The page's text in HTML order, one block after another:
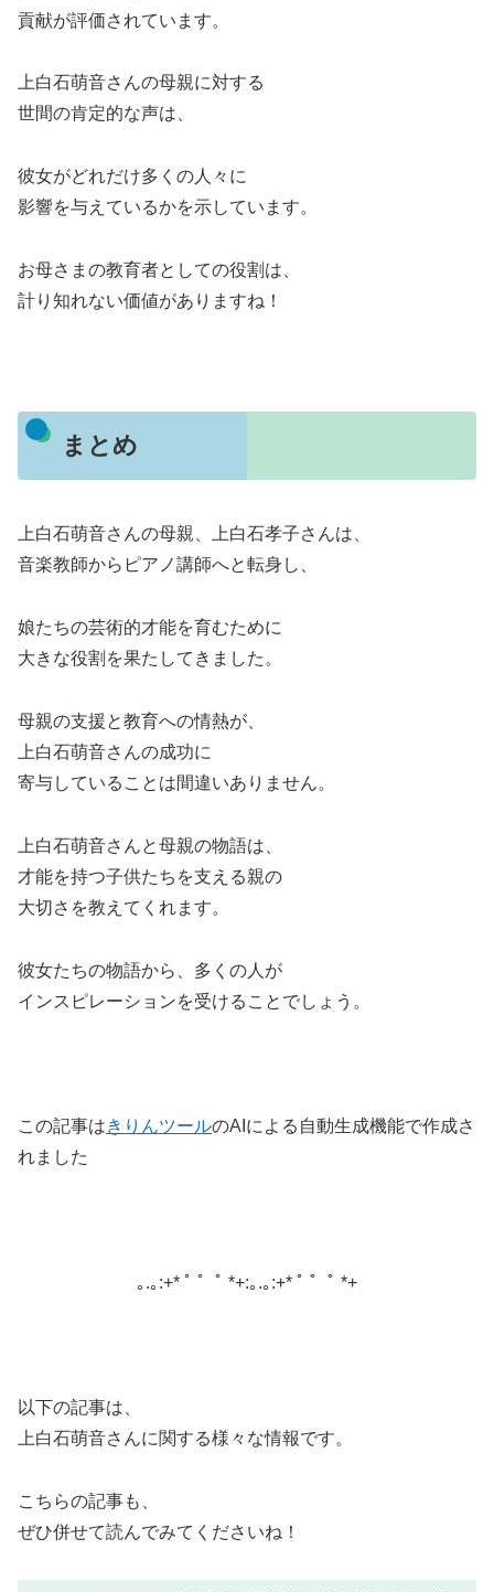
貢献が評価されています。
上白石萌音さんの母親に対する
世間の肯定的な声は、
彼女がどれだけ多くの人々に
影響を与えているかを示しています。
お母さまの教育者としての役割は、
計り知れない価値がありますね！
まとめ
上白石萌音さんの母親、上白石孝子さんは、
音楽教師からピアノ講師へと転身し、
娘たちの芸術的才能を育むために
大きな役割を果たしてきました。
母親の支援と教育への情熱が、
上白石萌音さんの成功に
寄与していることは間違いありません。
上白石萌音さんと母親の物語は、
才能を持つ子供たちを支える親の
大切さを教えてくれます。
彼女たちの物語から、多くの人が
インスピレーションを受けることでしょう。
この記事はきりんツールのAIによる自動生成機能で作成さ
れました
｡.｡:+* ﾟ ゜ﾟ *+:｡.｡:+* ﾟ ゜ﾟ *+
以下の記事は、
上白石萌音さんに関する様々な情報です。
こちらの記事も、
ぜひ併せて読んでみてくださいね！